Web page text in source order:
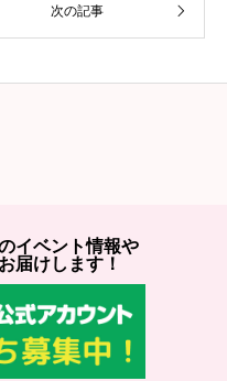
次の記事
イベント情報や
届けします！